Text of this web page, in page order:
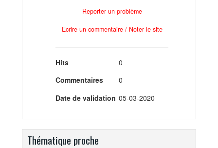
Reporter un problème
Ecrire un commentaire / Noter le site
Hits
0
Commentaires
0
Date de validation 05-03-2020
Thématique proche